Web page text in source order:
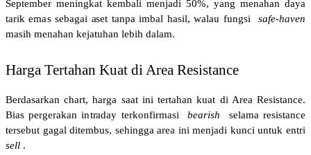
September meningkat kembali menjadi 50%, yang menahan daya
tarik emas sebagai aset tanpa imbal hasil, walau fungsi
safe-haven
masih menahan kejatuhan lebih dalam.
Harga Tertahan Kuat di Area Resistance
Berdasarkan chart, harga saat ini tertahan kuat di Area Resistance.
Bias pergerakan intraday terkonfirmasi
bearish
selama resistance
sell .